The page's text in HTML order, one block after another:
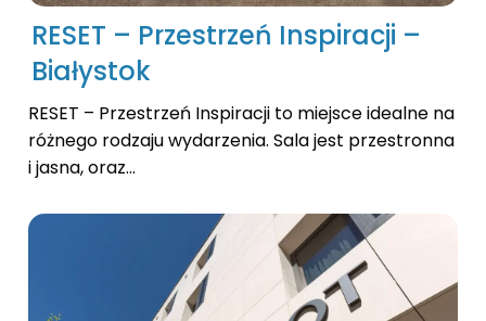
RESET – Przestrzeń Inspiracji –
Białystok
RESET – Przestrzeń Inspiracji to miejsce idealne na
różnego rodzaju wydarzenia. Sala jest przestronna
i jasna, oraz...